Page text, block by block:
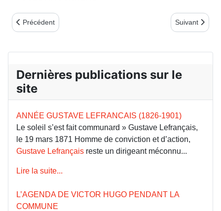
Article précédent : 18 mars 2018 dans le XIVe arrondissement à
Précédent Article suivant
Suivant
Dernières publications sur le
site
ANNÉE GUSTAVE LEFRANCAIS (1826-1901)
Le soleil s’est fait communard » Gustave Lefrançais,
le 19 mars 1871 Homme de conviction et d’action,
Gustave Lefrançais reste un dirigeant méconnu...
Lire la suite...
L’AGENDA DE VICTOR HUGO PENDANT LA
COMMUNE